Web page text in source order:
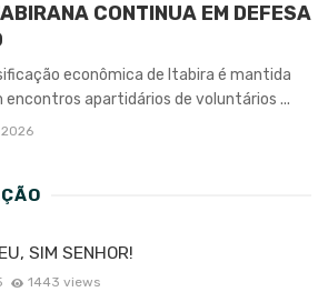
CONTINUA EM DEFESA
econômica de Itabira é mantida
apartidários de voluntários ...
SIM SENHOR!
1443 views